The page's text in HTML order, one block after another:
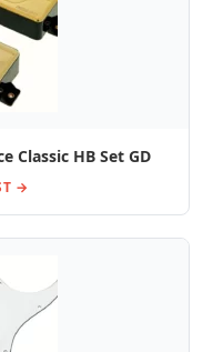
Classic HB Set GD
→